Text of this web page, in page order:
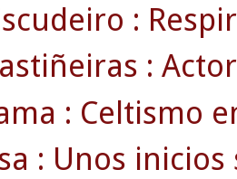
:
:
: Celtismo
: Unos